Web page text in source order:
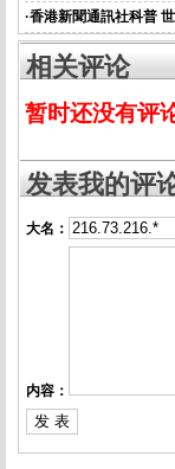
資的通知
·香港新聞通訊社科普
相关评论
暂时还没有评
发表我的评
大名：
内容：